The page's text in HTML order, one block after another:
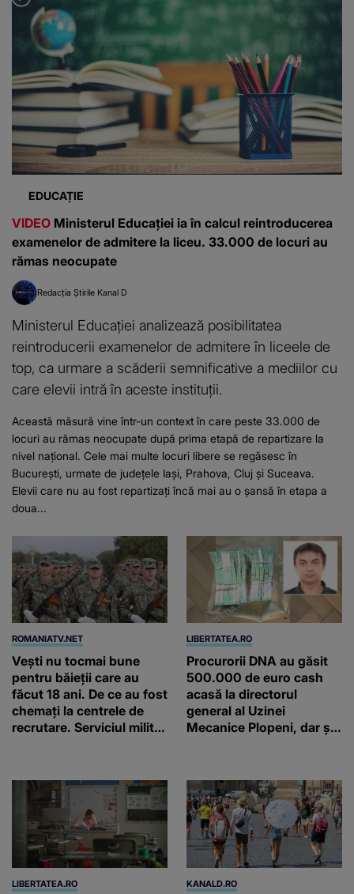
EDUCAȚIE
VIDEO Ministerul Educației ia în calcul reintroducerea
examenelor de admitere la liceu. 33.000 de locuri au
rămas neocupate
Redacția Știrile Kanal D
Ministerul Educației analizează posibilitatea
reintroducerii examenelor de admitere în liceele de
top, ca urmare a scăderii semnificative a mediilor cu
care elevii intră în aceste instituții.
Această măsură vine într-un context în care peste 33.000 de
locuri au rămas neocupate după prima etapă de repartizare la
nivel național. Cele mai multe locuri libere se regăsesc în
București, urmate de județele Iași, Prahova, Cluj și Suceava.
Elevii care nu au fost repartizați încă mai au o șansă în etapa a
doua...
ROMANIATV.NET
Vești nu tocmai bune
pentru băieții care au
făcut 18 ani. De ce au fost
chemați la centrele de
recrutare. Serviciul militar
LIBERTATEA.RO
Procurorii DNA au găsit
500.000 de euro cash
acasă la directorul
general al Uzinei
Mecanice Plopeni, dar și
LIBERTATEA.RO KANALD.RO